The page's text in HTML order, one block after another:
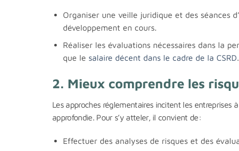
Organiser une veille juridique et des séances
développement en cours.
Réaliser les évaluations nécessaires dans la
que le salaire décent dans le cadre de la CSRD.
2. Mieux comprendre les
Les approches réglementaires incitent les
approfondie. Pour s’y atteler, il convient de:
Effectuer des analyses de risques et des